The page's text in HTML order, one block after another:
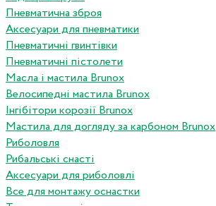
Пневматична зброя
Аксесуари для пневматики
Пневматичні гвинтівки
Пневматичні пістолети
Масла і мастила Brunox
Велосипедні мастила Brunox
Інгібітори корозії Brunox
Мастила для догляду за карбоном Brunox
Риболовля
Рибальські снасті
Аксесуари для риболовлі
Все для монтажу оснастки